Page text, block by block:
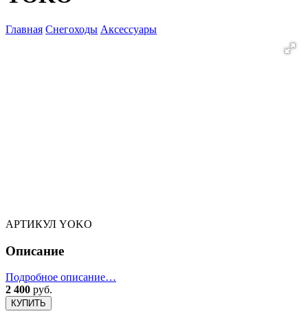
Главная Снегоходы Аксессуары
АРТИКУЛ YOKO
Описание
Подробное описание…
2 400 руб.
КУПИТЬ